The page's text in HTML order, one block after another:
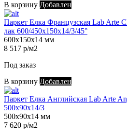
В корзину Добавлен
Паркет Елка Французская Lab Arte
лак 600/450х150х14/3/45°
600х150х14 мм
8 517 р/м2
Под заказ
В корзину Добавлен
Паркет Елка Английская Lab Arte
500х90х14/3
500х90х14 мм
7 620 р/м2